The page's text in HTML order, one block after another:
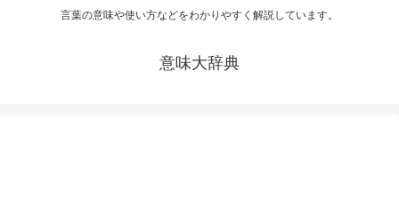
言葉の意味や使い方などをわかりやすく解説しています。
意味大辞典